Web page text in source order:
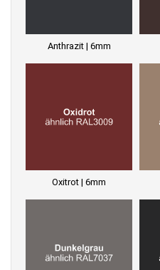
Anthrazit | 6mm
Oxitrot | 6mm